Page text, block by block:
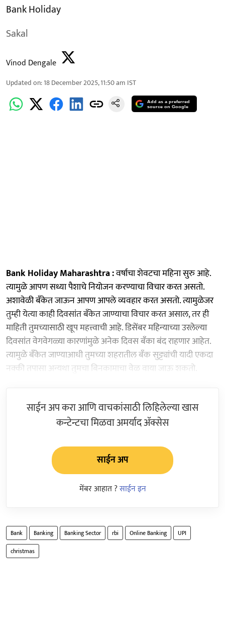
Bank Holiday
Sakal
Vinod Dengale
Updated on:18 December 2025, 11:50 am IST
Add as a preferred
source on Google
Bank Holiday Maharashtra :वर्षाचा शेवटचा महिना सुरु आहे.
त्यामुळे आपण सध्या पैशाचे नियोजन करण्याचा विचार करत असतो.
अशावेळी बँकेत जाऊन आपण आपले व्यवहार करत असतो. त्यामुळेजर
तुम्ही येत्या काही दिवसांत बँकेत जाण्याचा विचार करत असाल, तर ही
माहिती तुमच्यासाठी खूप महत्त्वाची आहे. डिसेंबर महिन्याच्या उरलेल्या
दिवसांत वेगवेगळ्या कारणांमुळे अनेक दिवस बँका बंद राहणार आहेत.
त्यामुळे बँकेत जाण्याआधी तुमच्या शहरातील बँक सुट्ट्यांची यादी एकदा
नक्की तपासा अन्यथा तुमचा बिनकामाचा वेळ वाया जाऊ शकतो.
साईन अप करा आणि वाचकांसाठी लिहिलेल्या खास
कन्टेन्टचा मिळवा अमर्याद ॲक्सेस
साईन अप
मेंबर आहात ?साईन इन
Bank Banking Banking Sector rbi Online Banking
UPI
christmas